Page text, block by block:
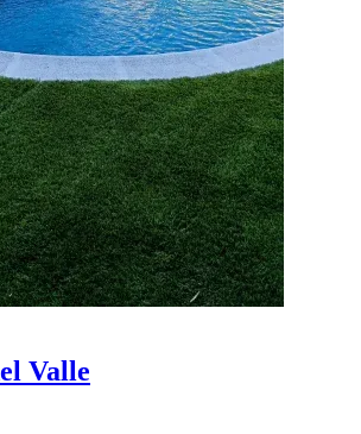
Valle